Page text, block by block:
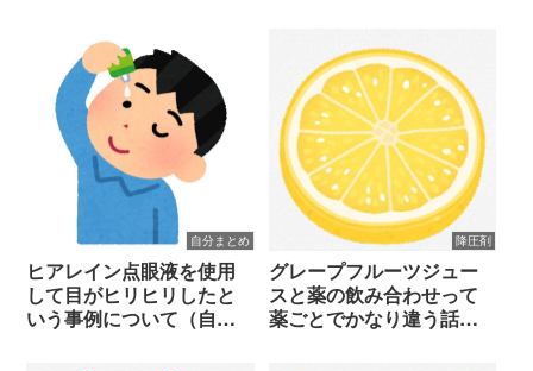
自分まとめ
ヒアレイン点眼液を使用
して目がヒリヒリしたと
いう事例について（自分
降圧剤
グレープフルーツジュー
スと薬の飲み合わせって
薬ごとでかなり違う話